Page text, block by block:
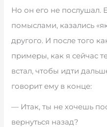
Но он его не послушал.
помыслами, казались
другого. И после того
примеры, как я сейчас
встал, чтобы идти
говорит ему в конце:
— Итак, ты не хочешь
вернуться назад?